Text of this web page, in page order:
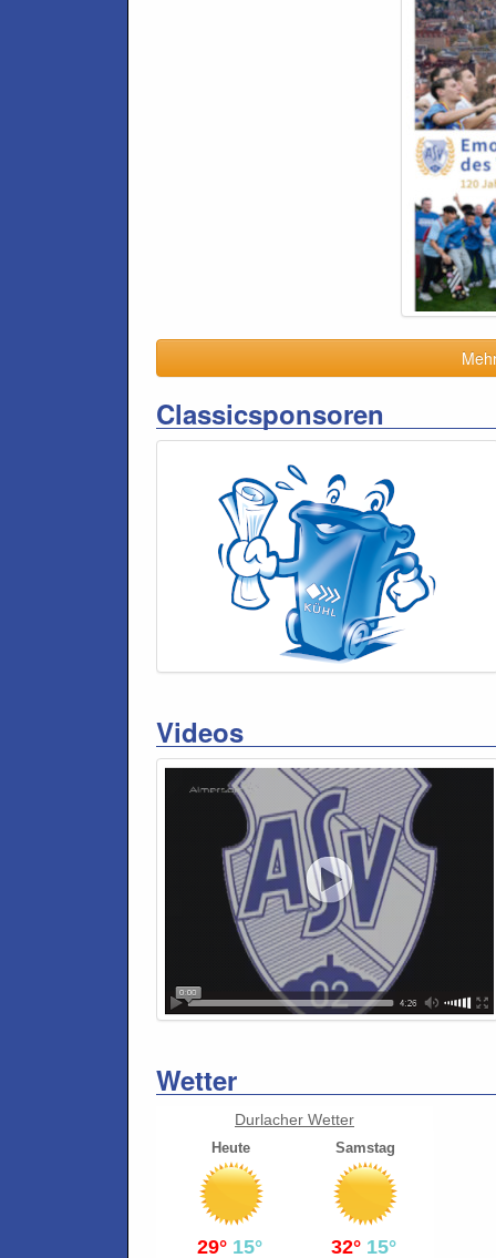
Classicsponsoren
Videos
Wetter
Durlacher Wetter